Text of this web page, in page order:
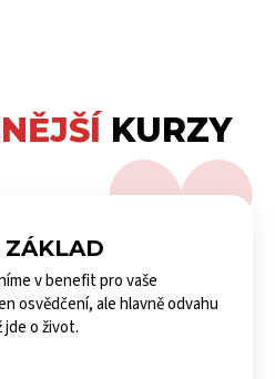
KURZY
ZÁKLAD
v benefit pro vaše
osvědčení, ale hlavně odvahu
o život.